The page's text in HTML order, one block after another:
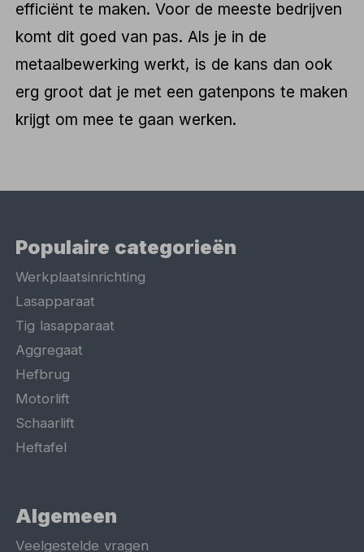
efficiënt te maken. Voor de meeste bedrijven
komt dit goed van pas. Als je in de
metaalbewerking werkt, is de kans dan ook
erg groot dat je met een gatenpons te maken
krijgt om mee te gaan werken.
Populaire categorieën
Werkplaatsinrichting
Lasapparaat
Tig lasapparaat
Aggregaat
Hefbrug
Motorlift
Schaarlift
Heftafel
Algemeen
Veelgestelde vragen